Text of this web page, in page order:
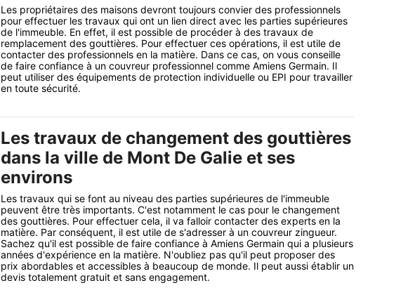
Les propriétaires des maisons devront toujours convier des professionnels
pour effectuer les travaux qui ont un lien direct avec les parties supérieures
de l'immeuble. En effet, il est possible de procéder à des travaux de
remplacement des gouttières. Pour effectuer ces opérations, il est utile de
contacter des professionnels en la matière. Dans ce cas, on vous conseille
de faire confiance à un couvreur professionnel comme Amiens Germain. Il
peut utiliser des équipements de protection individuelle ou EPI pour travailler
en toute sécurité.
Les travaux de changement des gouttières
dans la ville de Mont De Galie et ses
environs
Les travaux qui se font au niveau des parties supérieures de l'immeuble
peuvent être très importants. C'est notamment le cas pour le changement
des gouttières. Pour effectuer cela, il va falloir contacter des experts en la
matière. Par conséquent, il est utile de s'adresser à un couvreur zingueur.
Sachez qu'il est possible de faire confiance à Amiens Germain qui a plusieurs
années d'expérience en la matière. N'oubliez pas qu'il peut proposer des
prix abordables et accessibles à beaucoup de monde. Il peut aussi établir un
devis totalement gratuit et sans engagement.